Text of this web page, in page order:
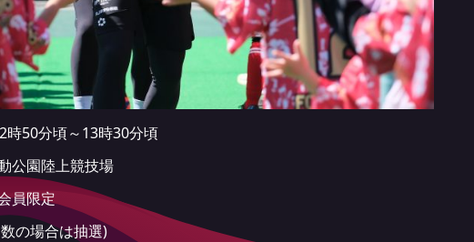
時50分頃～13時30分頃
公園陸上競技場
員限定
の場合は抽選)